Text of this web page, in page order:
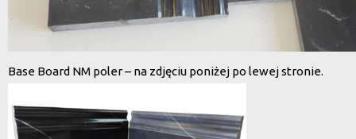
Base Board NM poler – na zdjęciu poniżej po lewej stronie.